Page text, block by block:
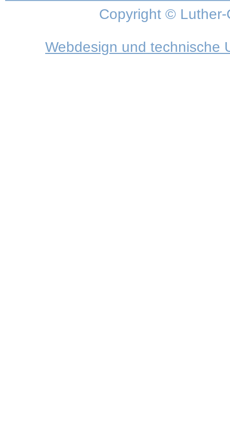
Copyright ©
Webdesign und technische